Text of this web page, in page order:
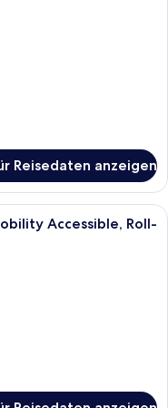
Reisedaten anzeigen
mit zwei Betten,
Accessible, Roll-